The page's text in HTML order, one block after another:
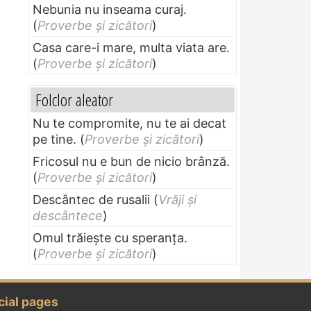
Nebunia nu inseama curaj.
(Proverbe și zicători)
Casa care-i mare, multa viata are.
(Proverbe și zicători)
Folclor aleator
Nu te compromite, nu te ai decat
pe tine. (Proverbe și zicători)
Fricosul nu e bun de nicio brânză.
(Proverbe și zicători)
Descântec de rusalii (Vrăji și
descântece)
Omul trăieşte cu speranţa.
(Proverbe și zicători)
pages